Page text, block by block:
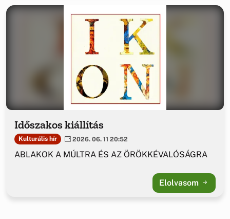
Időszakos kiállítás
Kulturális hír 2026. 06. 11 20:52
ABLAKOK A MÚLTRA ÉS AZ ÖRÖKKÉVALÓSÁGRA
Elolvasom